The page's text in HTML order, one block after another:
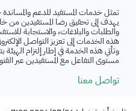
تمثل خدمات المستفيد للدعم
يهدف إلى تحقيق رضا المستفيدين من
والطلبات والبلاغات، والاستجابة
هذه الخدمات إلى تعزيز التواصل
وتأتي هذه الخدمة في إطار إلتزام
مستوى التفاعل مع المستفيدين عبر
تواصل معنا